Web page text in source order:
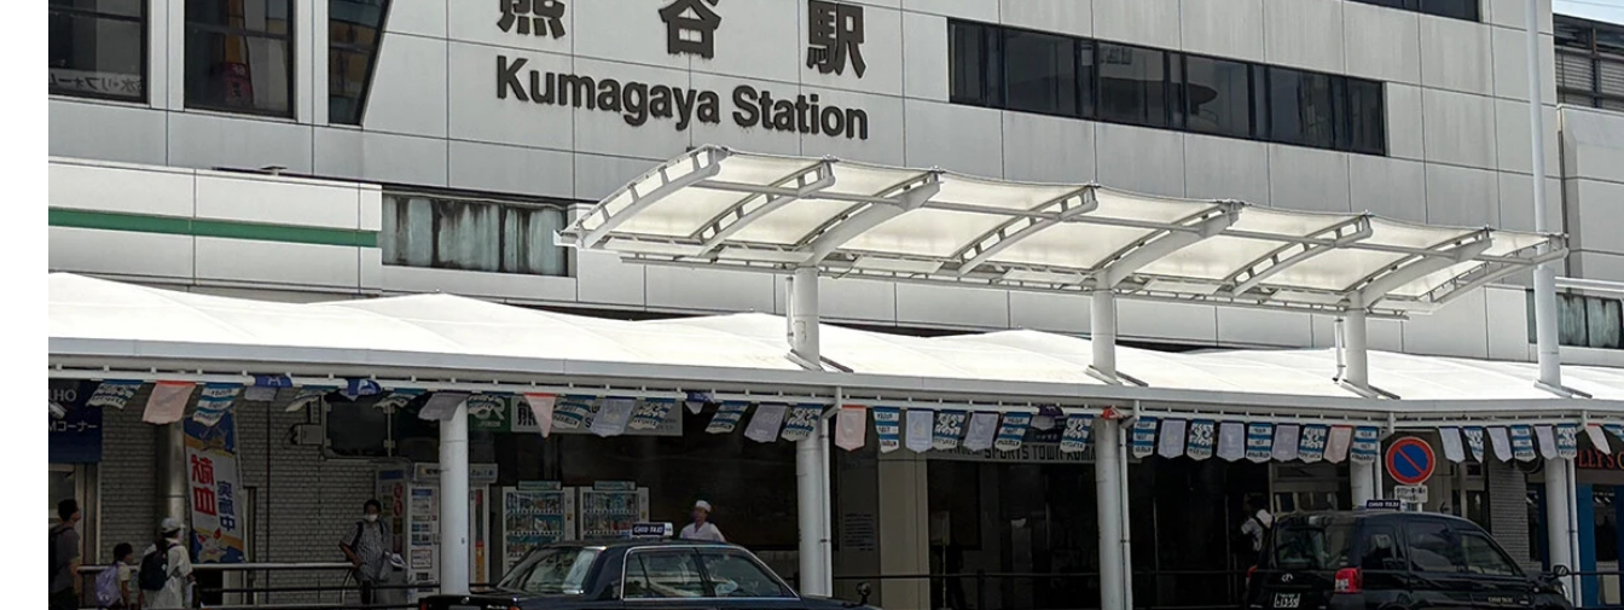
7月30日に全国最高気温が記録された丹波市柏原町のアメダス。観光案内所に場所を案内してほしいとの問い合わせもあったという
この暑さで農家の方もあまり外に出られず、稲に交じって雑草が生えていることがわかる（稲より背の高い草）。生育に影響を与え、米の収穫量は減った
柏原町内には織田氏の末裔を祭る織田神社（上）や明智光秀が本陣を置いたとされる柏原八幡宮（下）など歴史好きにはたまらないスポットもある